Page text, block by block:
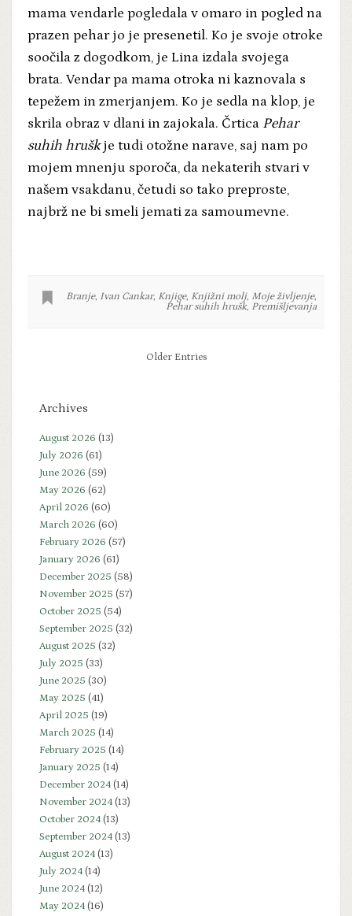
mama vendarle pogledala v omaro in pogled na
prazen pehar jo je presenetil. Ko je svoje otroke
soočila z dogodkom, je Lina izdala svojega
brata. Vendar pa mama otroka ni kaznovala s
tepežem in zmerjanjem. Ko je sedla na klop, je
skrila obraz v dlani in zajokala. Črtica Pehar
suhih hruškje tudi otožne narave, saj nam po
mojem mnenju sporoča, da nekaterih stvari v
našem vsakdanu, četudi so tako preproste,
najbrž ne bi smeli jemati za samoumevne.
Branje, Ivan Cankar, Knjige, Knjižni molj, Moje življenje,
Pehar suhih hrušk, Premišljevanja
Older Entries
Archives
August 2026 (13)
July 2026 (61)
June 2026 (59)
May 2026 (62)
April 2026 (60)
March 2026 (60)
February 2026 (57)
January 2026 (61)
December 2025 (58)
November 2025 (57)
October 2025 (54)
September 2025 (32)
August 2025 (32)
July 2025 (33)
June 2025 (30)
May 2025 (41)
April 2025 (19)
March 2025 (14)
February 2025 (14)
January 2025 (14)
December 2024(14)
November 2024(13)
October 2024(13)
September 2024(13)
August 2024(13)
July 2024(14)
June 2024(12)
May 2024(16)